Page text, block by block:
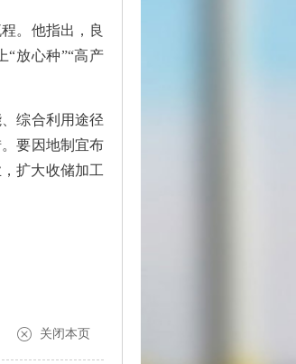
。他指出，良
“放心种”“高产
综合利用途径
要因地制宜布
扩大收储加工
关闭本页